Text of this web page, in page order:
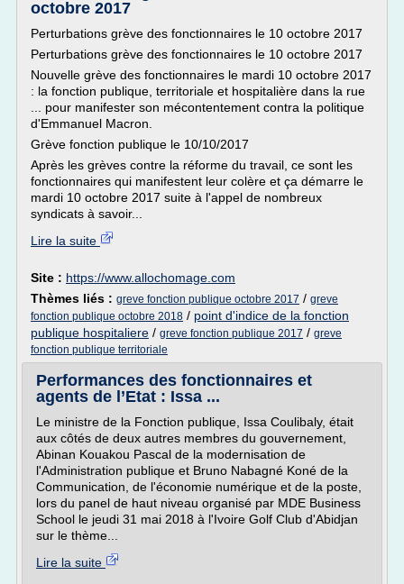
octobre 2017
Perturbations grève des fonctionnaires le 10 octobre 2017
Perturbations grève des fonctionnaires le 10 octobre 2017
Nouvelle grève des fonctionnaires le mardi 10 octobre 2017
: la fonction publique, territoriale et hospitalière dans la rue
... pour manifester son mécontentement contra la politique
d'Emmanuel Macron.
Grève fonction publique le 10/10/2017
Après les grèves contre la réforme du travail, ce sont les
fonctionnaires qui manifestent leur colère et ça démarre le
mardi 10 octobre 2017 suite à l'appel de nombreux
syndicats à savoir...
Lire la suite
Site : https://www.allochomage.com
Thèmes liés : greve fonction publique octobre 2017 / greve
fonction publique octobre 2018 / point d'indice de la fonction
publique hospitaliere / greve fonction publique 2017 / greve
fonction publique territoriale
Performances des fonctionnaires et
agents de l’Etat : Issa ...
Le ministre de la Fonction publique, Issa Coulibaly, était
aux côtés de deux autres membres du gouvernement,
Abinan Kouakou Pascal de la modernisation de
l'Administration publique et Bruno Nabagné Koné de la
Communication, de l'économie numérique et de la poste,
lors du panel de haut niveau organisé par MDE Business
School le jeudi 31 mai 2018 à l'Ivoire Golf Club d'Abidjan
sur le thème...
Lire la suite